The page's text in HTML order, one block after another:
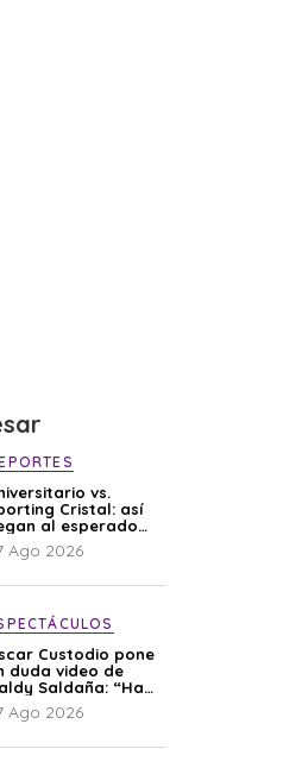
vs.
Cristal: así
al esperado
Ago 2026
Custodio pone
duda video de
Saldaña: “Hay
que de repente
han editado”
Ago 2026